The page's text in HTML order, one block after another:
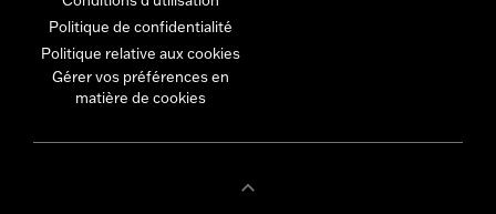
Politique de confidentialité
Politique relative aux cookies
Gérer vos préférences en
matière de cookies